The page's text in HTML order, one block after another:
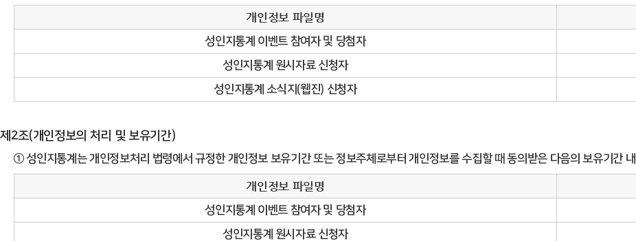
개인정보 파일명
성인지통계 이벤트 참여자 및 당첨자
성인지통계 원시자료 신청자
성인지통계 소식지(웹진) 신청자
제2조(개인정보의 처리 및 보유기간)
① 성인지통계는 개인정보처리 법령에서 규정한 개인정보 보유기간 또는 정보주체로부터 개인정보를 수집할 때 동의받은 다음의 보유기간
개인정보 파일명
성인지통계 이벤트 참여자 및 당첨자
성인지통계 원시자료 신청자